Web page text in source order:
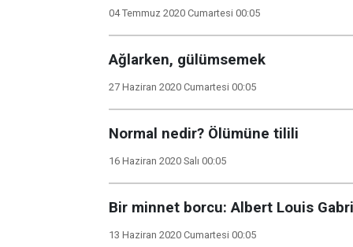
04 Temmuz 2020 Cumartesi 00:05
Ağlarken, gülümsemek
27 Haziran 2020 Cumartesi 00:05
Normal nedir? Ölümüne tilili
16 Haziran 2020 Salı 00:05
Bir minnet borcu: Albert Louis
13 Haziran 2020 Cumartesi 00:05